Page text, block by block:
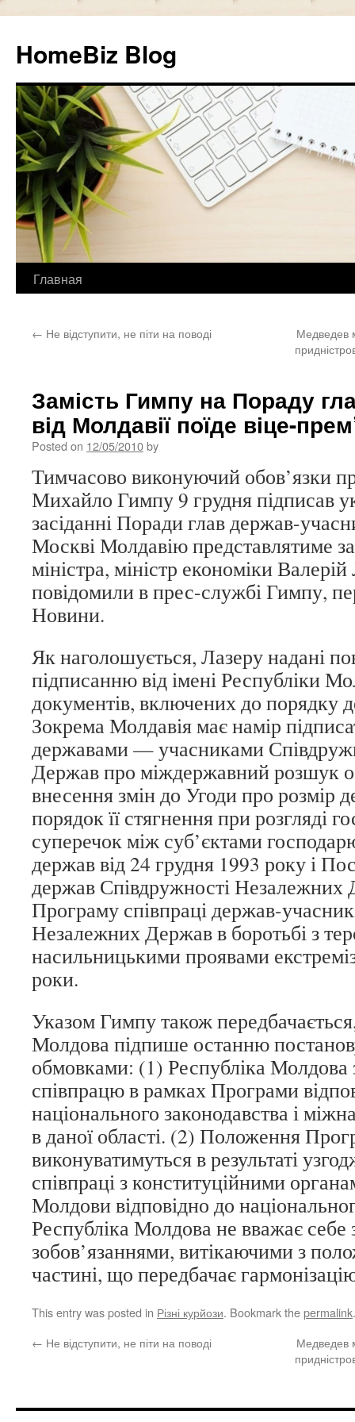
HomeBiz Blog
Skip
content
Главная
← Не відступити, не піти на поводі
Медведев
Замість Гимпу на Пораду
від Молдавії поїде віце-
Posted on 12/05/2010by
Тимчасово виконуючий обов’язки
Михайло Гимпу 9 грудня підписав
засіданні Поради глав держав-
Москві Молдавію представлятиме
міністра, міністр економіки
повідомили в прес-службі Гимпу,
Новини.
Як наголошується, Лазеру надані
підписанню від імені Республіки
документів, включених до порядку
Зокрема Молдавія має намір
державами — учасниками
Держав про міждержавний розшук
внесення змін до Угоди про розмір
порядок її стягнення при розгляді
суперечок між суб’єктами
держав від 24 грудня 1993 року і
держав Співдружності Незалежних
Програму співпраці держав-
Незалежних Держав в боротьбі з
насильницькими проявами
роки.
Указом Гимпу також
Молдова підпише останню
обмовками: (1) Республіка Молдова
співпрацю в рамках Програми
національного законодавства і
в даної області. (2) Положення
виконуватимуться в результаті
співпраці з конституційними
Молдови відповідно до
Республіка Молдова не вважає себе
зобов’язаннями, витікаючими з
частині, що передбачає
This entry was posted in Різні курйози. Bookmark thepermalink.
← Не відступити, не піти на поводі
Медведев